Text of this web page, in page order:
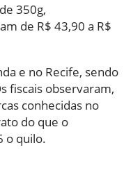
350g,
de R$ 43,90 a R$
e no Recife, sendo
fiscais observaram,
conhecidas no
do que o
o quilo.